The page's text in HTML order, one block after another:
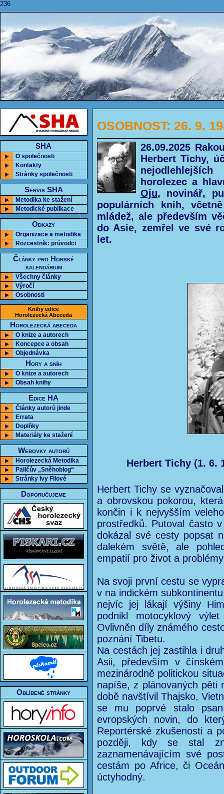
236
SHA
O společnosti
Kontakty
Stránky společnosti
Servis SHA
Metodika ke stažení
Metodické publikace
Odkazy
Organizace a metodika
Rozcestník: průvodci
Články pro Horské
kalendárium
Všechny články
Výročí
Osobnosti
Knihy edice
Horolezecká Abeceda
Horolezecká abeceda
O knize a autorech
Koncepce a obsah
Objednávka
Hory a sníh
O knize a autorech
Obsah knihy
Edice HA
Články autorů jinde
Errata
Doplňky
Materiály ke stažení
Webovky autorů
Horolezecká Metodika
Paličův „Sněhoblog“
Stránky Ivy Filové
Doporučujeme
Oblíbené stránky
OSOBNOST: 26. 9.
26.09.2025
Herbert Tichy,
horolezec a
Oju, novinář,
populárních knih,
mládež, ale především
do Asie, zemřel ve své
let.
Herbert Tichy (1. 6.
Herbert Tichy se
a obrovskou pokorou,
končin i k nejvyšším
prostředků. Putoval často
dokázal své cesty popsat
dalekém světě, ale
empatií pro život a
Na svoji první cestu se
v na indickém
nejvíc jej lákají výšiny
podnikl motocyklový
Ovlivněn díly známého
poznání Tibetu.
Na cestách jej zastihla i
Asii, především v
mezinárodně politickou
napíše, z plánovaných pěti
době navštívil Thajsko,
se mu poprvé stalo
evropských novin, do
Reportérské zkušenosti a
později, kdy se stal
zaznamenávajícím své
cestám po Africe, či
úctyhodný.